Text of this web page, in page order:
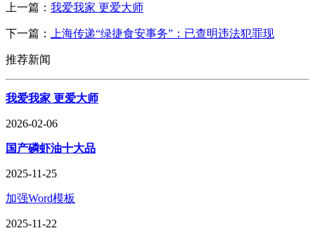
上一篇： 我爱我家 更爱大师
下一篇： 上海传递“绿捷食安事务”：已查明违法犯罪现
推荐新闻
我爱我家 更爱大师
2026-02-06
国产磷虾油十大品
2025-11-25
加强Word模板
2025-11-22